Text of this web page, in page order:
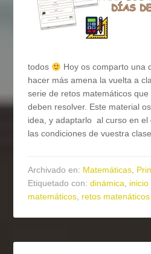
todos
Hoy os comparto una
hacer más amena la vuelta a
serie de retos matemáticos
deben resolver. Este material
idea, y adaptarlo al curso en el
las condiciones de vuestra
Archivado en: Matemáticas,
Etiquetado con:dinámica,
matemáticos, retos matenáticos